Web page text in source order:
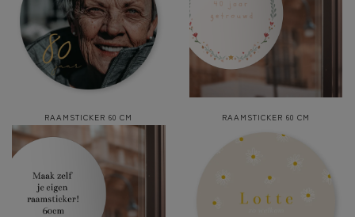
RAAMSTICKER 60 CM RAAMSTICKER 60 CM